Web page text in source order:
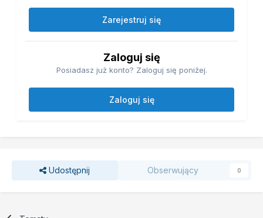
Zarejestruj się
Zaloguj się
Posiadasz już konto? Zaloguj się poniżej.
Zaloguj się
Udostępnij Obserwujący 0